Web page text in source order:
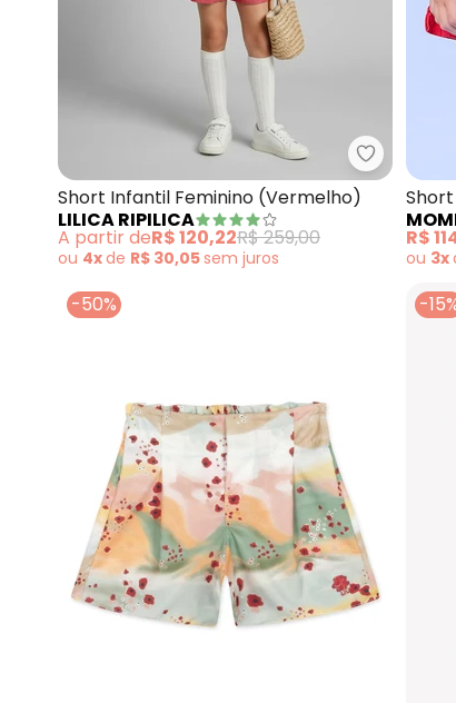
Lilica
Short Infantil Feminino (Vermelho)
LILICA RIPILICA
A partir deR$ 120,22R$ 259,00
ou 4xde R$ 30,05sem juros
R$
ou 3x
-50% -